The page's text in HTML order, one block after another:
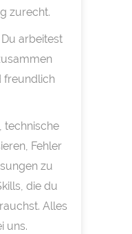
zurecht.
arbeitest
freundlich
technische
Fehler
zu
die du
Alles
uns.